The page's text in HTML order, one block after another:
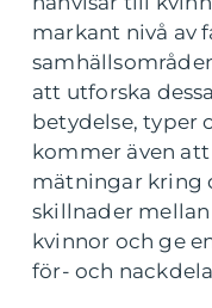
markant nivå av
att utforska
betydelse, typer
kommer även
mätningar kring
skillnader
kvinnor och ge
för- och